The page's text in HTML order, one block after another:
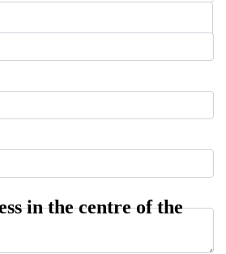
in the centre of the